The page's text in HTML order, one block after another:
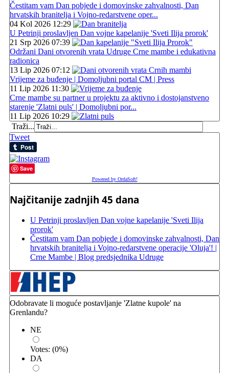
Čestitam vam Dan pobjede i domovinske zahvalnosti, Dan
hrvatskih branitelja i Vojno-redarstvene oper...
04 Kol 2026 12:29
U Petrinji proslavljen Dan vojne kapelanije 'Sveti Ilija prorok'
21 Srp 2026 07:39
Održani Dani otvorenih vrata Udruge Crne mambe i edukativna
radionica
13 Lip 2026 07:12
Vrijeme za buđenje | Domoljubni portal CM | Press
11 Lip 2026 11:30
Crne mambe su partner u projektu za aktivno i dostojanstveno
starenje 'Zlatni puls' | Domoljubni por...
11 Lip 2026 10:29
Traži...
Tweet
Save
Powered by OrdaSoft!
Najčitanije zadnjih 45 dana
U Petrinji proslavljen Dan vojne kapelanije 'Sveti Ilija
prorok'
Čestitam vam Dan pobjede i domovinske zahvalnosti, Dan
hrvatskih branitelja i Vojno-redarstvene operacije 'Oluja'! |
Crne Mambe | Blog predsjednika Udruge
Odobravate li moguće postavljanje 'Zlatne kupole' na
Grenlandu?
NE
Votes: (0%)
DA